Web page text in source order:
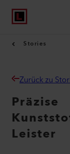
Stories
Zurück zu
Präzise
Leister